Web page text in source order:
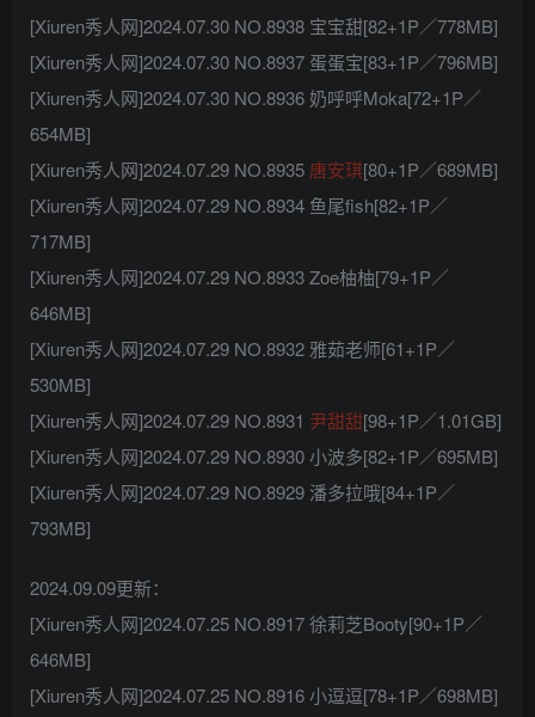
[Xiuren秀人网]2024.07.30 NO.8938 宝宝甜[82+1P／778MB]
[Xiuren秀人网]2024.07.30 NO.8937 蛋蛋宝[83+1P／796MB]
[Xiuren秀人网]2024.07.30 NO.8936 奶呼呼Moka[72+1P／
654MB]
[Xiuren秀人网]2024.07.29 NO.8935 唐安琪[80+1P／689MB]
[Xiuren秀人网]2024.07.29 NO.8934 鱼尾fish[82+1P／
717MB]
[Xiuren秀人网]2024.07.29 NO.8933 Zoe柚柚[79+1P／
646MB]
[Xiuren秀人网]2024.07.29 NO.8932 雅茹老师[61+1P／
530MB]
[Xiuren秀人网]2024.07.29 NO.8931 尹甜甜[98+1P／1.01GB]
[Xiuren秀人网]2024.07.29 NO.8930 小波多[82+1P／695MB]
[Xiuren秀人网]2024.07.29 NO.8929 潘多拉哦[84+1P／
793MB]
2024.09.09更新：
[Xiuren秀人网]2024.07.25 NO.8917 徐莉芝Booty[90+1P／
646MB]
[Xiuren秀人网]2024.07.25 NO.8916 小逗逗[78+1P／698MB]